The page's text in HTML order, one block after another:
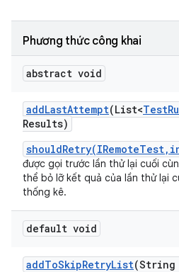
Phương thức công khai
abstract void
addLastAttempt(List<Test
Results)
được gọi trước lần thử lại cuối
thể bỏ lỡ kết quả của lần thử lại
thống kê.
default void
addToSkipRetryList